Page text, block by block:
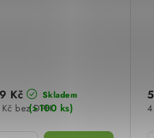
Skladem
(>100 ks)
bez DPH
Kč